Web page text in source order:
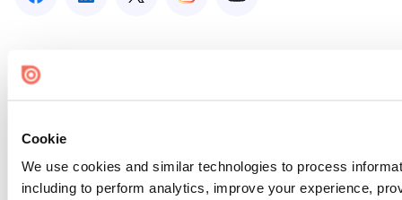
Cookie
We use cookies and similar technologies to process
including to perform analytics, improve your experience,